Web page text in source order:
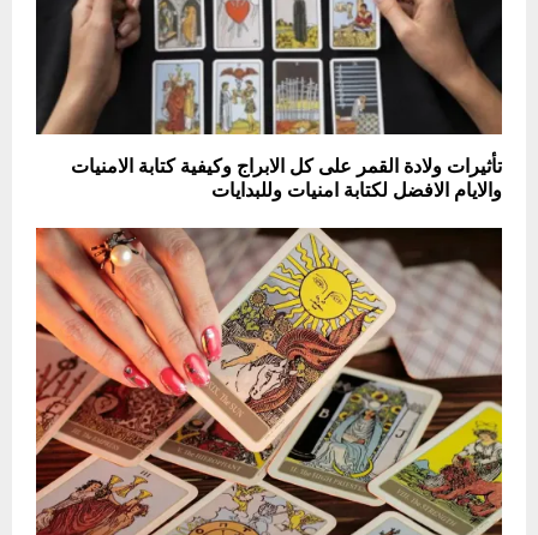
تأثيرات ولادة القمر على كل الابراج وكيفية كتابة الامنيات
والايام الافضل لكتابة امنيات وللبدايات